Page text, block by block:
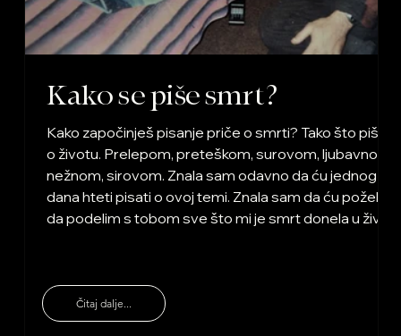
Kako se piše smrt?
Kako započinješ pisanje priče o smrti? Tako što pišeš
o životu. Prelepom, preteškom, surovom, ljubavnom,
nežnom, sirovom. Znala sam odavno da ću jednog
dana hteti pisati o ovoj temi. Znala sam da ću poželeti
da podelim s tobom sve što mi je smrt donela u život.
dugo nećeš saznati. Ipak, ostani ovde sa mnom.
Verujem da će ti ovi redovi svakako značiti. Smrt i
gubitak,
Čitaj dalje...